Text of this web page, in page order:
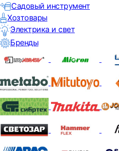
Садовый инструмент
Хозтовары
Электрика и свет
Бренды